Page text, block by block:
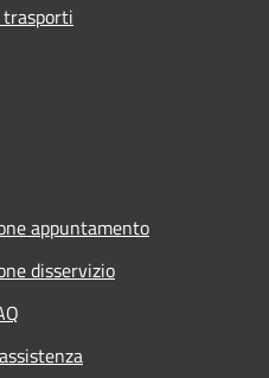
appuntamento
disservizio